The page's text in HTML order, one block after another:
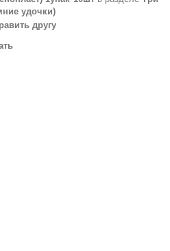
удочки)
другу